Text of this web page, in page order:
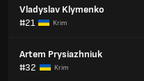
Vladyslav Klymenko
#21
Krim
Artem Prysiazhniuk
#32
Krim